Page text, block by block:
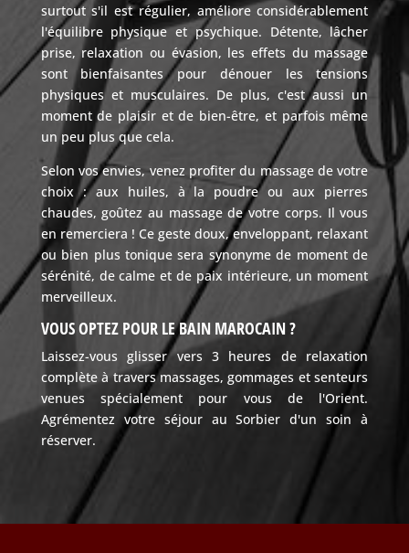
surtout s'il est régulier, améliore considérablement
l'équilibre physique et psychique. Détente, lâcher
prise, relaxation ou évasion, les effets du massage
sont bienfaisantes pour dénouer les tensions
physiques et musculaires. De plus, c'est aussi un
moment de plaisir et de bien-être, et parfois même
un peu plus que cela.
Selon vos envies, venez profiter du massage de votre
choix : aux huiles, à la poudre ou aux pierres
chaudes, goûtez au massage de votre corps. Il vous
en remerciera ! Ce geste doux, enveloppant, relaxant
ou bien plus tonique sera synonyme de moment de
sérénité, de calme et de paix intérieure, un moment
merveilleux.
VOUS OPTEZ POUR LE BAIN MAROCAIN?
Laissez-vous glisser vers 3 heures de relaxation
complète à travers massages, gommages et senteurs
venues spécialement pour vous de l'Orient.
Agrémentez votre séjour au Sorbier d'un soin à
réserver.